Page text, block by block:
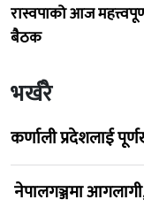
रास्वपाको आज
बैठक
भर्खरै
कर्णाली प्रदेशलाई
नेपालगञ्जमा